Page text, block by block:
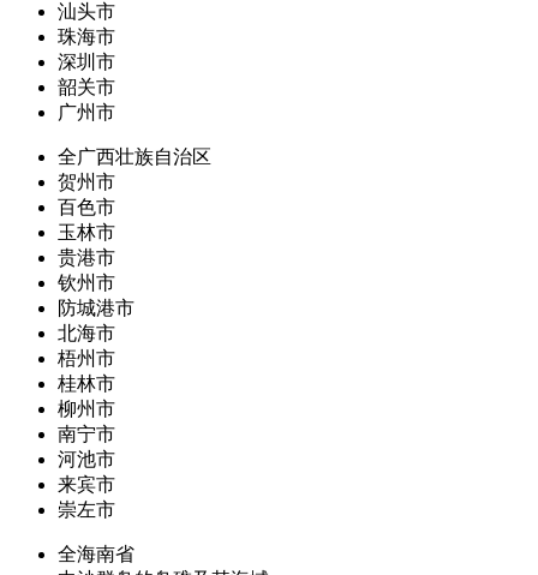
汕头市
珠海市
深圳市
韶关市
广州市
全广西壮族自治区
贺州市
百色市
玉林市
贵港市
钦州市
防城港市
北海市
梧州市
桂林市
柳州市
南宁市
河池市
来宾市
崇左市
全海南省